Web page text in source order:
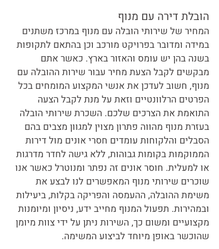
הובלת דירה עם מנוף
המחיר של שירותי הובלה עם מנוף במרכז משתנים
במידה ומדובר בפרויקט מורכב וכן בהתאם לתקופות
בשנה בהן יש עומס והאזור בארץ. כאשר אתם
מבקשים לקבל הצעת מחיר עבור שירות ההובלה עם
מנוף, חשוב לעדכן את אנשי המקצוע המומחים בכל
הפרטים הרלוונטיים וזאת על מנת לקבל הצעה
התואמת את הצרכים שלכם. השכרת שירותי הובלה
בעזרת מנוף מהווה פתרון מצוין למגוון מצבים בהם
הסבלים והלקוחות עומדים חסרי אונים מול דירות
הממוקמות בקומות גבוהות, ללא גישה לחדר מדרגות
או למעלית. חוסר אונים זה נפתר ומנוטרל כאשר אנו
שוכרים שירותי מנוף המאפשרים לנו לבצע את
משימת ההובלה, ההעמסה והפריקה בקלות, ביעילות
ובמהירות. תפעול המנוף מחייב ידע, ניסיון ומיומנות
מקצועיים ומשום כך, השירות ניתן על ידי צוות מיומן
שהוכשר באופן מיוחד לביצוע המשימה.